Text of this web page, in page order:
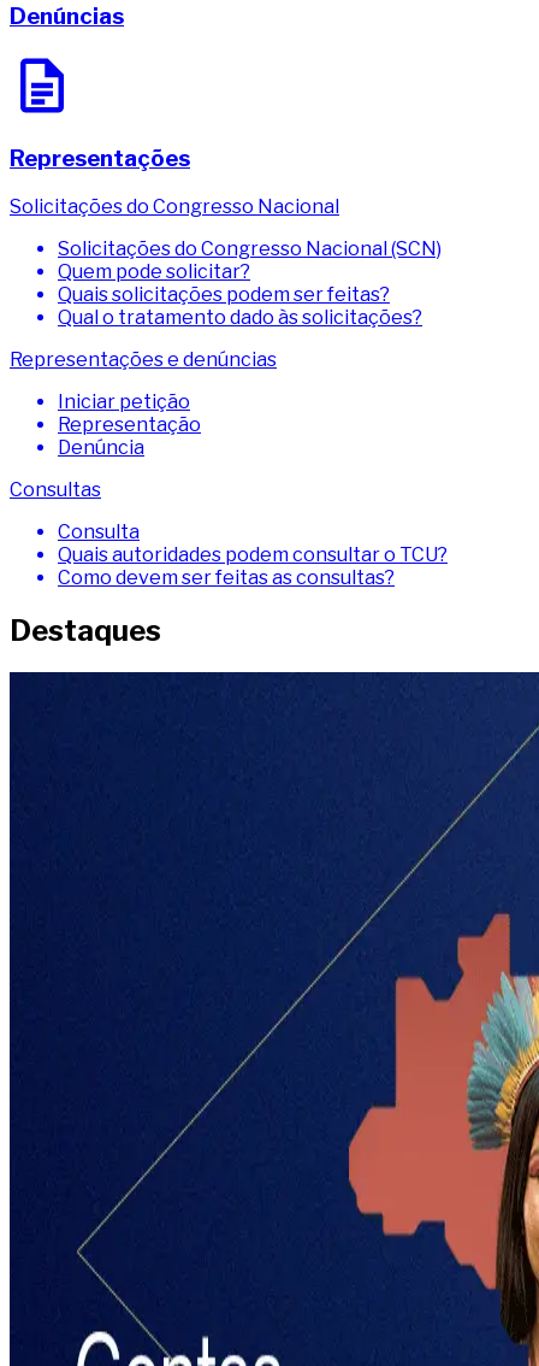
Denúncias
Representações
Solicitações do Congresso Nacional
Solicitações do Congresso Nacional (SCN)
Quem pode solicitar?
Quais solicitações podem ser feitas?
Qual o tratamento dado às solicitações?
Representações e denúncias
Iniciar petição
Representação
Denúncia
Consultas
Consulta
Quais autoridades podem consultar o TCU?
Como devem ser feitas as consultas?
Destaques